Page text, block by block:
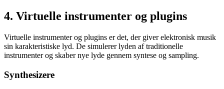
4. Virtuelle instrumenter og plugins
Virtuelle instrumenter og plugins er det, der giver elektronisk musik
sin karakteristiske lyd. De simulerer lyden af traditionelle
instrumenter og skaber nye lyde gennem syntese og sampling.
Synthesizere